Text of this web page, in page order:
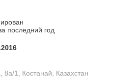
последний год
1, Костанай, Казахстан